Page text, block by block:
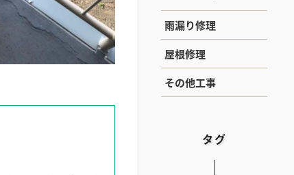
雨漏り修理
屋根修理
その他工事
タグ